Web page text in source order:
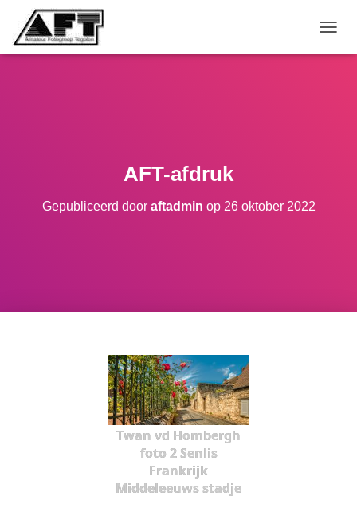
AFT-afdruk
Gepubliceerd door aftadmin op 26 oktober 2022
Twan vd Hombergh
foto 2 Senlis
Frankrijk
Middeleeuws stadje